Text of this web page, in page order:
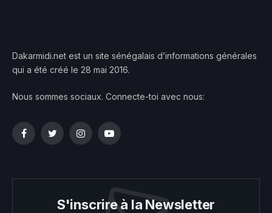
Dakarmidi.net est un site sénégalais d’informations générales
qui a été créé le 28 mai 2016.
Nous sommes sociaux. Connecte-toi avec nous:
FacebookTwitterInstagramYouTube
S'inscrire à la Newsletter